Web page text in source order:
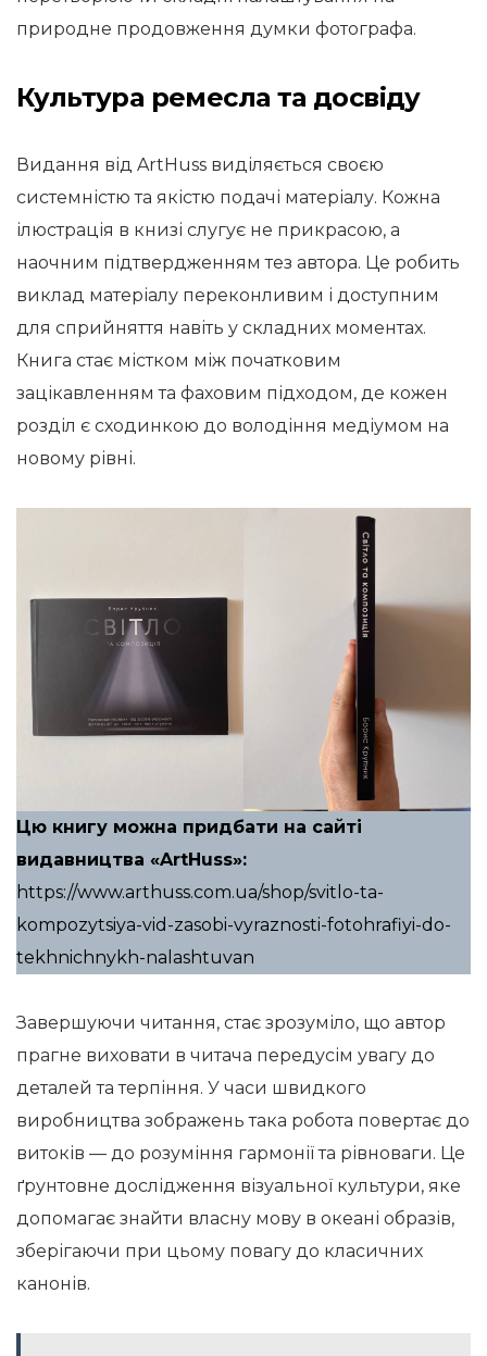
природне продовження думки фотографа.
Культура ремесла та досвіду
Видання від ArtHuss виділяється своєю
системністю та якістю подачі матеріалу. Кожна
ілюстрація в книзі слугує не прикрасою, а
наочним підтвердженням тез автора. Це робить
виклад матеріалу переконливим і доступним
для сприйняття навіть у складних моментах.
Книга стає містком між початковим
зацікавленням та фаховим підходом, де кожен
розділ є сходинкою до володіння медіумом на
новому рівні.
Цю книгу можна придбати на сайті
видавництва «ArtHuss»:
https://www.arthuss.com.ua/shop/svitlo-ta-
kompozytsiya-vid-zasobi-vyraznosti-fotohrafiyi-do-
tekhnichnykh-nalashtuvan
Завершуючи читання, стає зрозуміло, що автор
прагне виховати в читача передусім увагу до
деталей та терпіння. У часи швидкого
виробництва зображень така робота повертає до
витоків — до розуміння гармонії та рівноваги. Це
ґрунтовне дослідження візуальної культури, яке
допомагає знайти власну мову в океані образів,
зберігаючи при цьому повагу до класичних
канонів.